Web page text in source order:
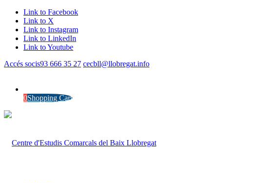
Link to Facebook
Link to X
Link to Instagram
Link to LinkedIn
Link to Youtube
Accés socis93 666 35 27 cecbll@llobregat.info
0Shopping Cart